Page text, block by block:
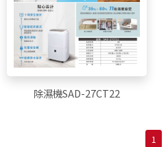
除濕機SAD-27CT22
1